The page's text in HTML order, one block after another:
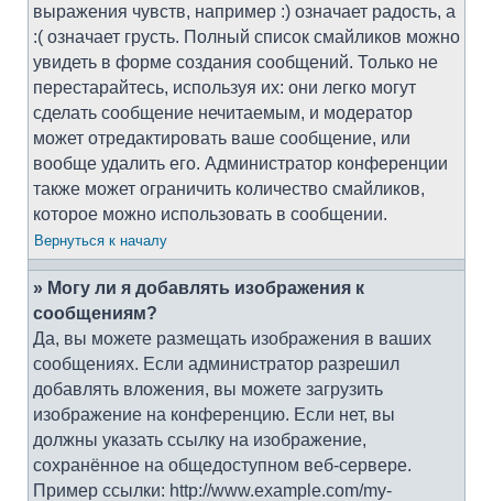
выражения чувств, например :) означает радость, а
:( означает грусть. Полный список смайликов можно
увидеть в форме создания сообщений. Только не
перестарайтесь, используя их: они легко могут
сделать сообщение нечитаемым, и модератор
может отредактировать ваше сообщение, или
вообще удалить его. Администратор конференции
также может ограничить количество смайликов,
которое можно использовать в сообщении.
Вернуться к началу
» Могу ли я добавлять изображения к
сообщениям?
Да, вы можете размещать изображения в ваших
сообщениях. Если администратор разрешил
добавлять вложения, вы можете загрузить
изображение на конференцию. Если нет, вы
должны указать ссылку на изображение,
сохранённое на общедоступном веб-сервере.
Пример ссылки: http://www.example.com/my-